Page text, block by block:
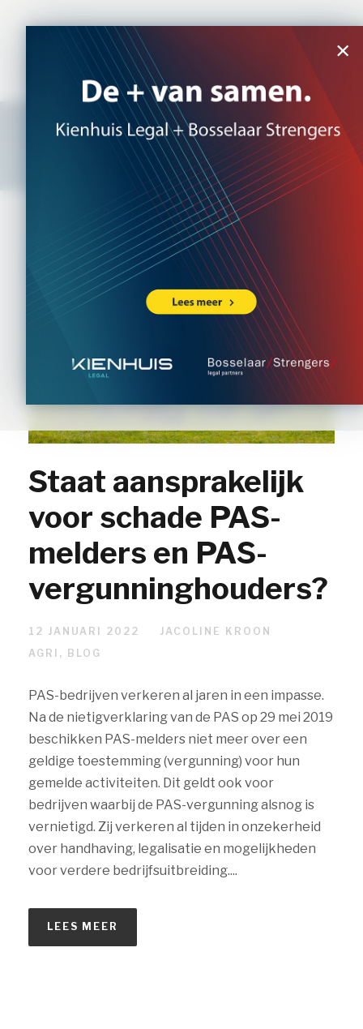
×
NL|EN
Staat aansprakelijk
voor schade PAS-
melders en PAS-
vergunninghouders?
12 JANUARI 2022
JACOLINE KROON
AGRI , BLOG
PAS-bedrijven verkeren al jaren in een impasse.
Na de nietigverklaring van de PAS op 29 mei 2019
beschikken PAS-melders niet meer over een
geldige toestemming (vergunning) voor hun
gemelde activiteiten. Dit geldt ook voor
bedrijven waarbij de PAS-vergunning alsnog is
vernietigd. Zij verkeren al tijden in onzekerheid
over handhaving, legalisatie en mogelijkheden
voor verdere bedrijfsuitbreiding....
LEES MEER